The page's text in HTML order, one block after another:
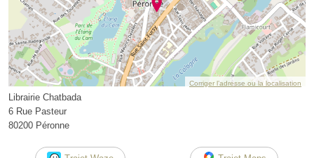
Corriger l’adresse ou la localisation
Librairie Chatbada
6 Rue Pasteur
80200 Péronne